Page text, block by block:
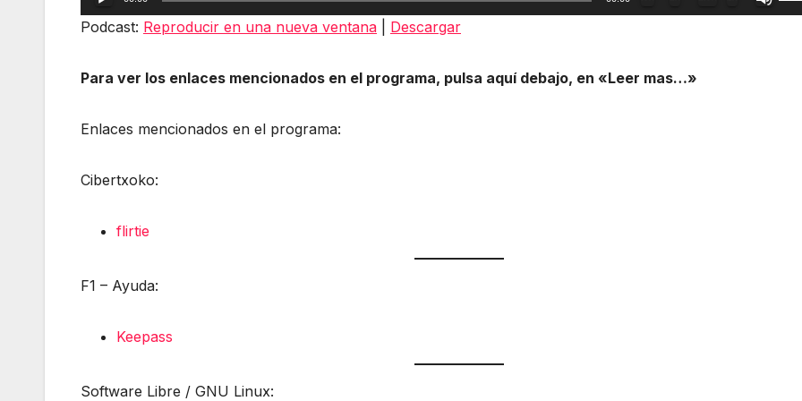
de
las
Podcast: Reproducir en una nueva ventana Descargar
Para ver los enlaces mencionados en el programa, pulsa aquí debajo, en «Leer mas…»
Enlaces mencionados en el programa:
Cibertxoko:
flirtie
F1 – Ayuda:
Keepass
Software Libre / GNU Linux: